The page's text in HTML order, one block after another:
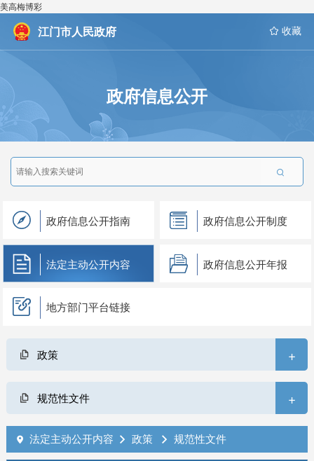
美高梅博彩
江门市人民政府  收藏
政府信息公开

政府信息公开指南 政府信息公开制度
法定主动公开内容 政府信息公开年报
地方部门平台链接
政策 +
规范性文件 +
 法定主动公开内容  政策  规范性文件